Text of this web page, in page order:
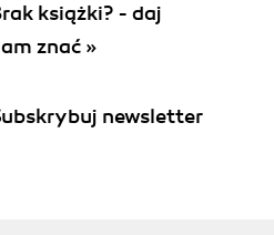
Actors Persistence
Actors
książki? - daj
znać »
newsletter